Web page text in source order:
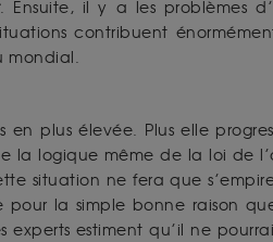
. Ensuite, il y a les problèmes
contribuent
mondial.
plus élevée. Plus elle
la logique même de la loi de
situation ne fera que
pour la simple bonne raison
estiment qu’il ne